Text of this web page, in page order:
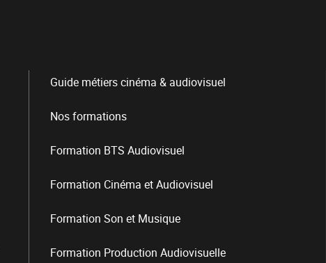
Guide métiers cinéma & audiovisuel
Nos formations
Formation BTS Audiovisuel
Formation Cinéma et Audiovisuel
Formation Son et Musique
Formation Production Audiovisuelle